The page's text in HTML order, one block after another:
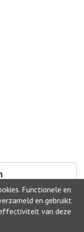
Functionele en
en gebruikt
van deze